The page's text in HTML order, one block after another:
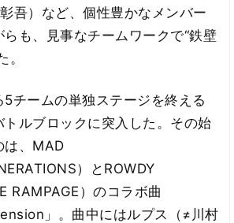
吾）など、個性豊かなメンバー
も、見事なチームワークで“鉄壁
。
チームの単独ステージを終える
トルブロックに突入した。その始
は、MAD
）とROWDY
RAMPAGE）のコラボ曲
」。曲中にはルプス（≠川村